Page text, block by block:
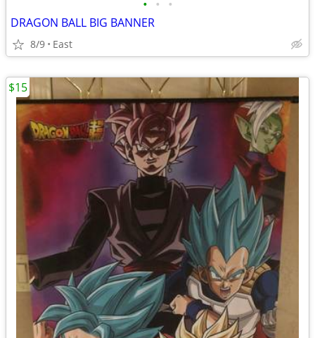
• • •
DRAGON BALL BIG BANNER
8/9 East
$15